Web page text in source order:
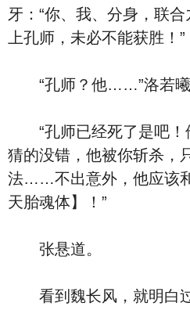
牙：“你、我、分身，联
上孔师，未必不能获胜！”
“孔师？他……”洛若曦
“孔师已经死了是吧！
猜的没错，他被你斩杀，
法……不出意外，他应该
天胎魂体】！”
张悬道。
看到魏长风，就明白